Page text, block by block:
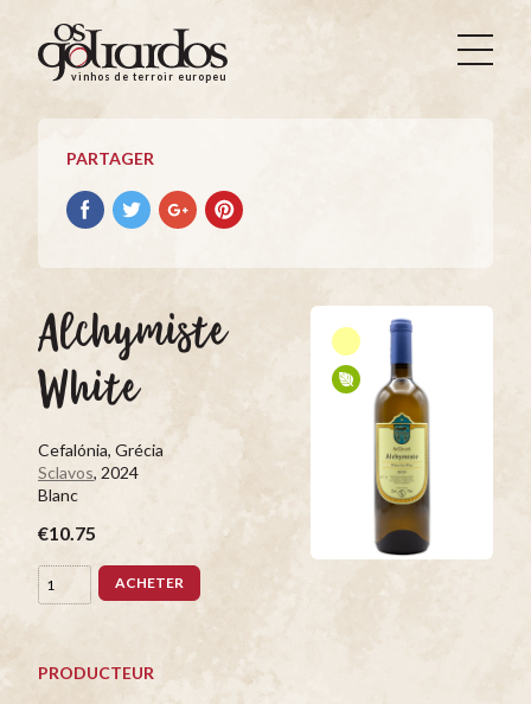
Os
Goliardos
Vinhos
Terroir
Europeus
vinhos de terroir europeus
PARTAGER
Partager
avec
Partager
avec
Partager
avec
Partager
avec
Alchymiste
White
Cefalónia, Grécia
Sclavos, 2024
Blanc
€10.75
ACHETER
PRODUCTEUR